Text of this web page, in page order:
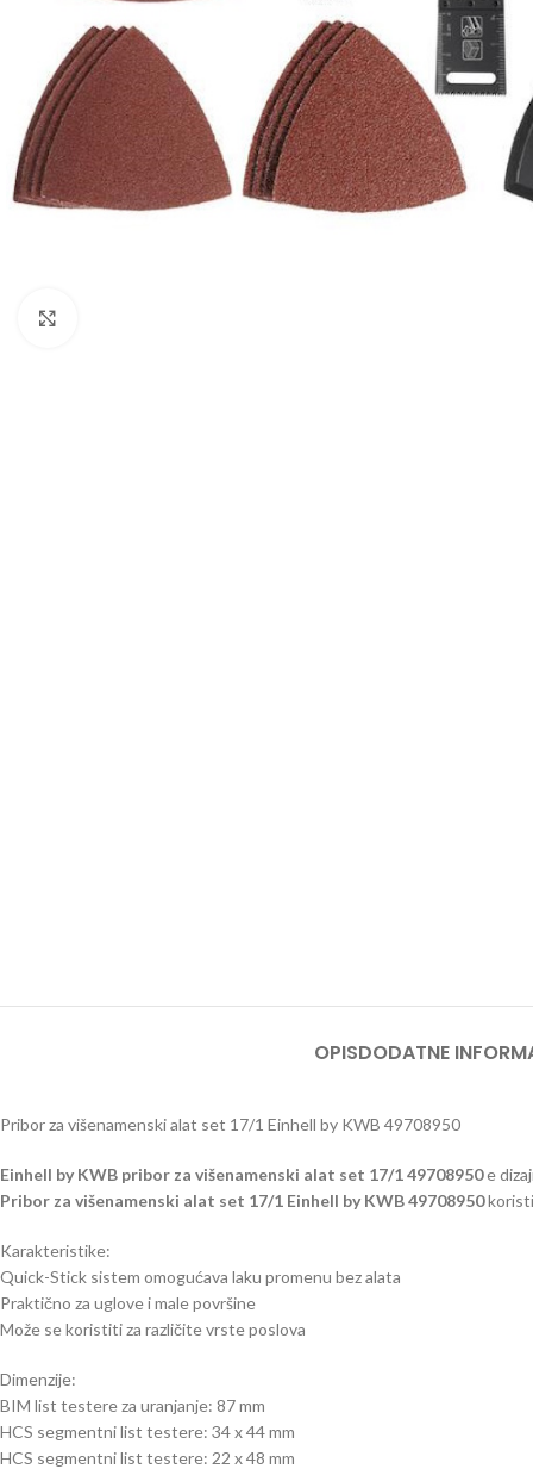
OPISDODATNE
Pribor za višenamenski alat set 17/1 Einhell by KWB 49708950
Einhell by KWB pribor za višenamenski alat set 17/1 49708950e
Pribor za višenamenski alat set 17/1 Einhell by KWB 49708950koristi
Karakteristike:
Quick-Stick sistem omogućava laku promenu bez alata
Praktično za uglove i male površine
Može se koristiti za različite vrste poslova
Dimenzije:
BIM list testere za uranjanje: 87 mm
HCS segmentni list testere: 34 x 44 mm
HCS segmentni list testere: 22 x 48 mm